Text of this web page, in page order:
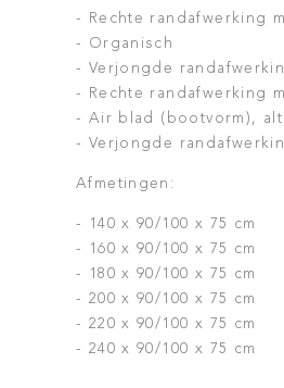
- Rechte randafwerking
- Organisch
- Verjongde
- Rechte randafwerking
- Air blad (bootvorm),
- Verjongde
Afmetingen:
- 140 x 90/100 x 75 cm
- 160 x 90/100 x 75 cm
- 180 x 90/100 x 75 cm
- 200 x 90/100 x 75 cm
- 220 x 90/100 x 75 cm
- 240 x 90/100 x 75 cm